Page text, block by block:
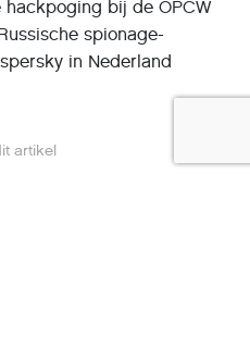
artikel
bij de OPCW
spionage-
in Nederland